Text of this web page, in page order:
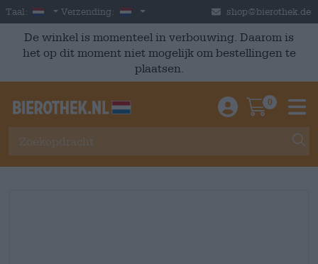
Skip to main content
Taal: Dutch
Verzending: Nederland shop@bierothek.de
De winkel is momenteel in verbouwing. Daarom is
het op dit moment niet mogelijk om bestellingen te
plaatsen.
Einloggen /
0